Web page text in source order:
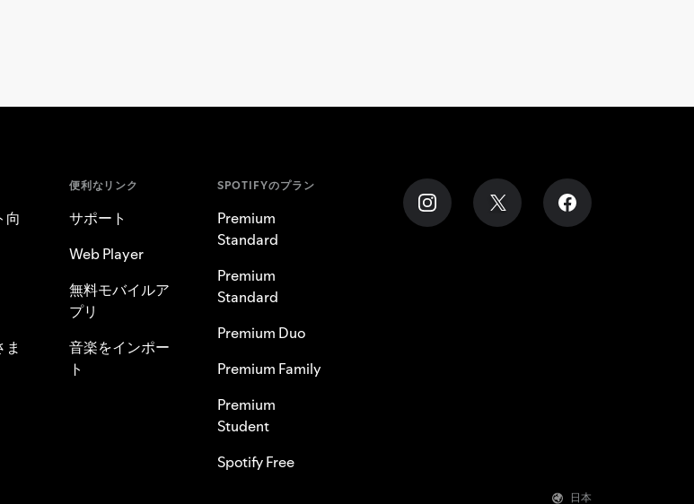
向
便利なリンク
サポート
Web Player
無料モバイルア
プリ
音楽をインポー
ト
SPOTIFYのプラン
Premium
Standard
Premium
Standard
Premium Duo
Premium Family
Premium
Student
Spotify Free
日本